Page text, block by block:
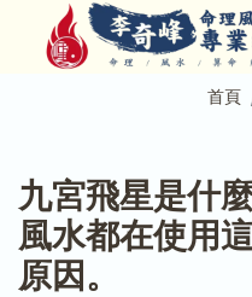
首頁
九宮飛星是什
風水都在使用
原因。